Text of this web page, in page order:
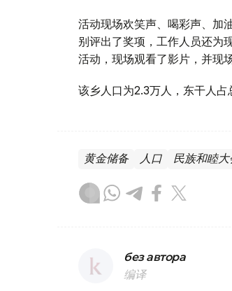
活动现场欢笑声、喝彩声、加
别评出了奖项，工作人员还为
活动，现场观看了影片，并现
该乡人口为2.3万人，东干人
黄金储备 人口 民族和睦大
без автора
编译